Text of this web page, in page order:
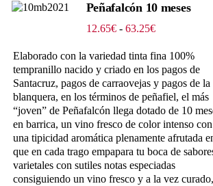
Peñafalcón 10 meses
12.65€ - 63.25€Rango
precios:
desde
12.65€
hasta
63.25€
Elaborado con la variedad tinta fina 100%
tempranillo nacido y criado en los pagos de
Santacruz, pagos de carraovejas y pagos de la
blanquera, en los términos de peñafiel, el más
“joven” de Peñafalcón llega dotado de 10
en barrica, un vino fresco de color intenso con
una tipicidad aromática plenamente afrutada
que en cada trago empapara tu boca de
varietales con sutiles notas especiadas
consiguiendo un vino fresco y a la vez curado,